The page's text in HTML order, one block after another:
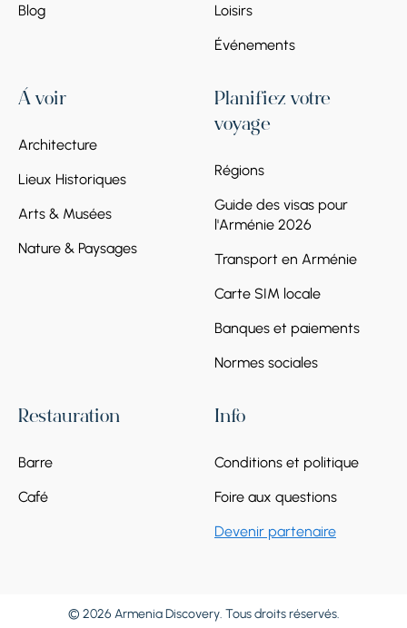
Blog
Loisirs
Événements
À voir
Architecture
Lieux Historiques
Arts & Musées
Nature & Paysages
Planifiez votre
voyage
Régions
Guide des visas pour
l'Arménie 2026
Transport en Arménie
Carte SIM locale
Banques et paiements
Normes sociales
Restauration
Barre
Café
Info
Conditions et politique
Foire aux questions
Devenir partenaire
© 2026 Armenia Discovery. Tous droits réservés.